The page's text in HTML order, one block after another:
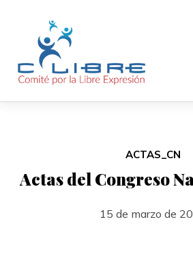
ACTAS_CN
Actas del Congreso
15 de marzo de